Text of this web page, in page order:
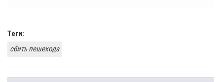
Теги:
сбить пешехода